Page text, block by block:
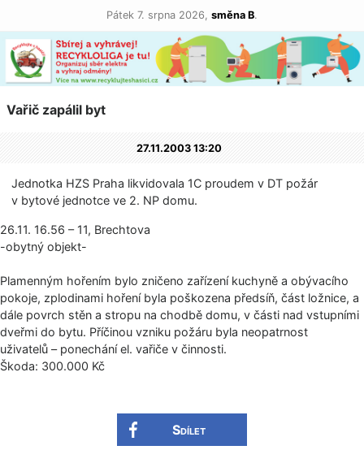
Pátek 7. srpna 2026, směna B.
Vařič zapálil byt
27.11.2003 13:20
Jednotka HZS Praha likvidovala 1C proudem v DT požár
v bytové jednotce ve 2. NP domu.
26.11. 16.56 – 11, Brechtova
-obytný objekt-
Plamenným hořením bylo zničeno zařízení kuchyně a obývacího
pokoje, zplodinami hoření byla poškozena předsíň, část ložnice, a
dále povrch stěn a stropu na chodbě domu, v části nad vstupními
dveřmi do bytu. Příčinou vzniku požáru byla neopatrnost
uživatelů – ponechání el. vařiče v činnosti.
Škoda: 300.000 Kč
Sdílet